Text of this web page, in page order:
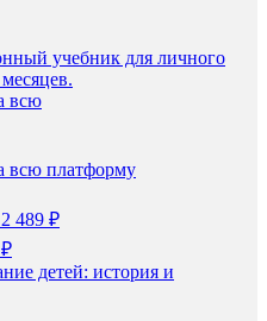
учебник для личного
всю
всю платформу
2 489 ₽
детей: история и